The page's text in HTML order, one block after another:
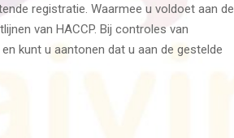
registratie. Waarmee u voldoet aan de
van HACCP. Bij controles van
kunt u aantonen dat u aan de gestelde